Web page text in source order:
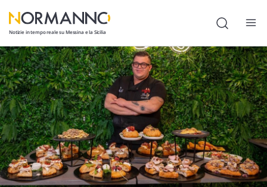
Notizie in tempo reale su Messina e la Sicilia
Attualità
Cronaca
Politica
Cultura
Lavoro